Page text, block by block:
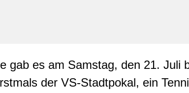
gab es am Samstag, den 21. Juli
der VS-Stadtpokal, ein